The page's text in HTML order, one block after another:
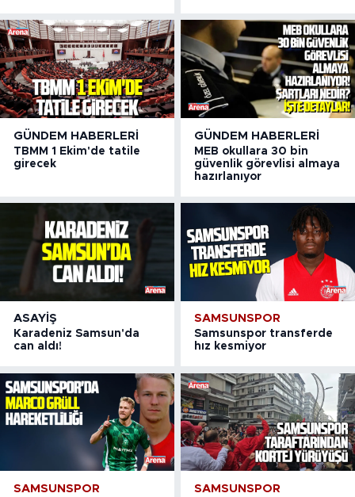
GÜNDEM HABERLERI
TBMM 1 Ekim'de tatile
girecek
GÜNDEM HABERLERI
MEB okullara 30 bin
güvenlik görevlisi almaya
hazırlanıyor
ASAYIŞ
Karadeniz Samsun'da
can aldı!
SAMSUNSPOR
Samsunspor transferde
hız kesmiyor
SAMSUNSPOR SAMSUNSPOR